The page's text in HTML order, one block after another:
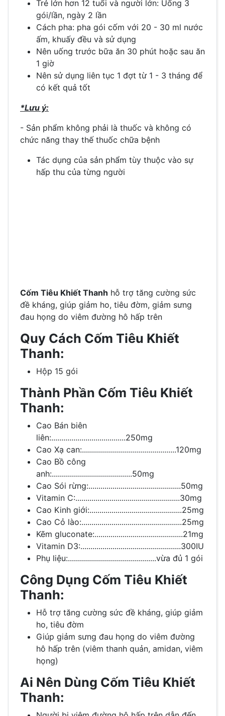
Trẻ lớn hơn 12 tuổi và người lớn: Uống 3
gói/lần, ngày 2 lần
Cách pha: pha gói cốm với 20 - 30 ml nước
ấm, khuấy đều và sử dụng
Nên uống trước bữa ăn 30 phút hoặc sau ăn
1 giờ
Nên sử dụng liên tục 1 đợt từ 1 - 3 tháng để
có kết quả tốt
*Lưu ý:
- Sản phẩm không phải là thuốc và không có
chức năng thay thế thuốc chữa bệnh
Tác dụng của sản phẩm tùy thuộc vào sự
hấp thu của từng người
Cốm Tiêu Khiết Thanh hỗ trợ tăng cường sức
đề kháng, giúp giảm ho, tiêu đờm, giảm sưng
đau họng do viêm đường hô hấp trên
Quy Cách Cốm Tiêu Khiết
Thanh:
Hộp 15 gói
Thành Phần Cốm Tiêu Khiết
Thanh:
Cao Bán biên
liên:.....................................250mg
Cao Xạ can:...............................................120mg
Cao Bồ công
anh:........................................50mg
Cao Sói rừng:..............................................50mg
Vitamin C:....................................................30mg
Cao Kinh giới:..............................................25mg
Cao Cỏ lào:..................................................25mg
Kẽm gluconate:............................................21mg
Vitamin D3:..................................................300IU
Phụ liệu:............................................vừa đủ 1 gói
Công Dụng Cốm Tiêu Khiết
Thanh:
Hỗ trợ tăng cường sức đề kháng, giúp giảm
ho, tiêu đờm
Giúp giảm sưng đau họng do viêm đường
hô hấp trên (viêm thanh quản, amidan, viêm
họng)
Ai Nên Dùng Cốm Tiêu Khiết
Thanh: